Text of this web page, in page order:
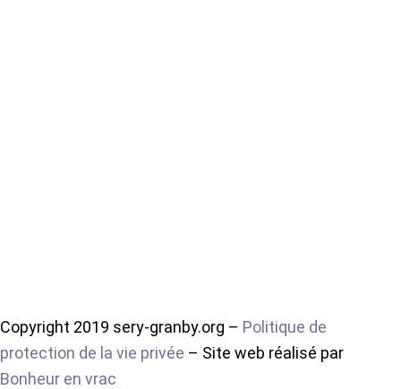
Copyright 2019 sery-granby.org – Politique de
protection de la vie privée – Site web réalisé par
Bonheur en vrac